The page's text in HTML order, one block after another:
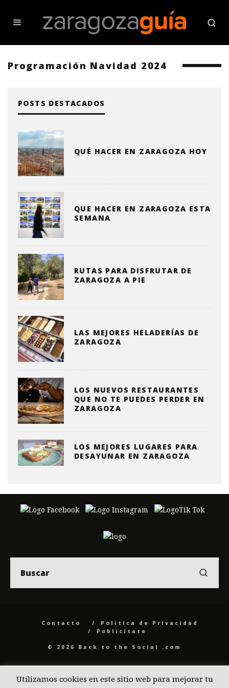
Programación Navidad 2024
POSTS DESTACADOS
QUÉ HACER EN ZARAGOZA HOY
QUE HACER EN ZARAGOZA ESTA
SEMANA
RUTAS PARA DISFRUTAR DE
ZARAGOZA A PIE
LAS MEJORES HELADERÍAS DE
ZARAGOZA
LOS NUEVOS RESTAURANTES
QUE NO TE PUEDES PERDER EN
ZARAGOZA
LOS MEJORES LUGARES PARA
DESAYUNAR EN ZARAGOZA
Contacto
Politica de Privacidad
Publicítate
© 2026 Back to the Social .com
Utilizamos cookies en este sitio web para mejorar tu